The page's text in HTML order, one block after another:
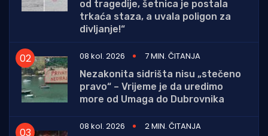
od tragedije, šetnica je postala
trkaća staza, a uvala poligon za
divljanje!“
08 kol. 2026
7 MIN. ČITANJA
Nezakonita sidrišta nisu „stečeno
pravo“ – Vrijeme je da uredimo
more od Umaga do Dubrovnika
08 kol. 2026
2 MIN. ČITANJA